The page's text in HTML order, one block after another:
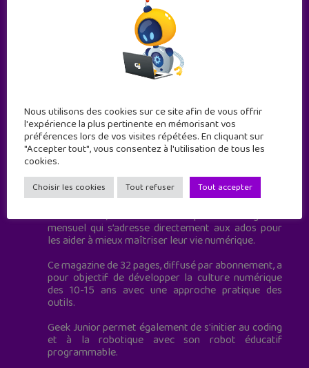
Geek Junior est le premier site de culture numérique
à destination des adolescents.
Geek Junior, c’est aussi le premier magazine
mensuel qui s’adresse directement aux ados pour
les aider à mieux maîtriser leur vie numérique.
Ce magazine de 32 pages, diffusé par abonnement, a
pour objectif de développer la culture numérique
des 10-15 ans avec une approche pratique des
outils.
Geek Junior permet également de s'initier au coding
et à la robotique avec son robot éducatif
programmable.
Nous utilisons des cookies sur ce site afin de vous offrir
l'expérience la plus pertinente en mémorisant vos
préférences lors de vos visites répétées. En cliquant sur
"Accepter tout", vous consentez à l'utilisation de tous les
cookies.
Choisir les cookies Tout refuser Tout accepter